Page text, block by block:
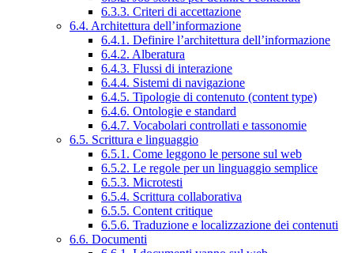
6.3.3. Criteri di accettazione
6.4. Architettura dell’informazione
6.4.1. Definire l’architettura dell’informazione
6.4.2. Alberatura
6.4.3. Flussi di interazione
6.4.4. Sistemi di navigazione
6.4.5. Tipologie di contenuto (content type)
6.4.6. Ontologie e standard
6.4.7. Vocabolari controllati e tassonomie
6.5. Scrittura e linguaggio
6.5.1. Come leggono le persone sul web
6.5.2. Le regole per un linguaggio semplice
6.5.3. Microtesti
6.5.4. Scrittura collaborativa
6.5.5. Content critique
6.5.6. Traduzione e localizzazione dei contenuti
6.6. Documenti